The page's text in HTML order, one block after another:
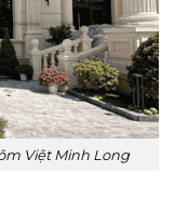
Việt Minh Long